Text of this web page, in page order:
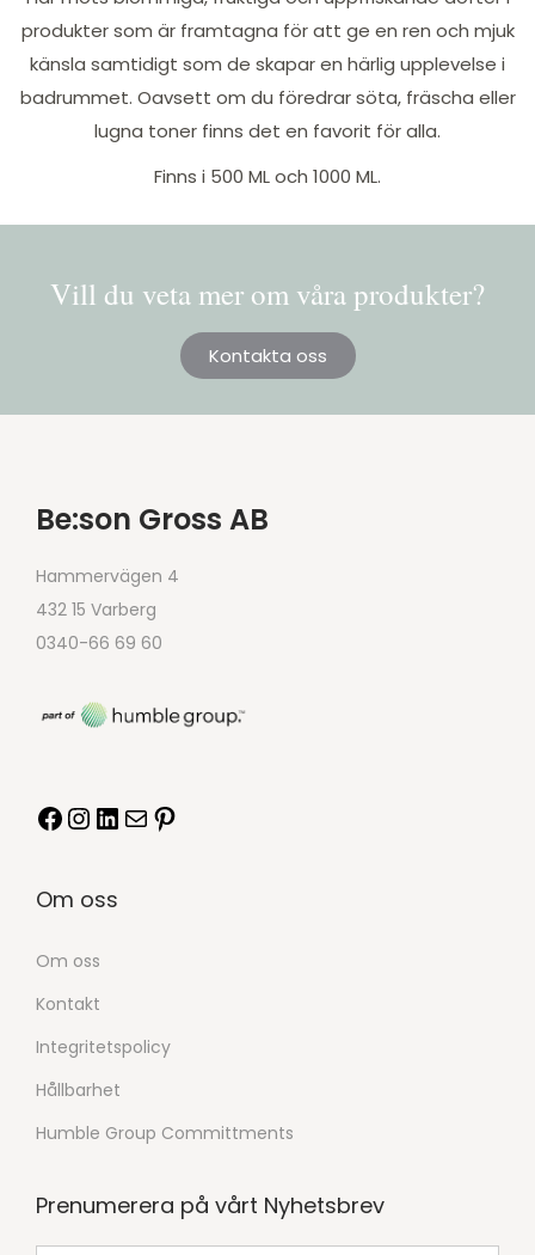
produkter som är framtagna för att ge en ren och mjuk
känsla samtidigt som de skapar en härlig upplevelse i
badrummet. Oavsett om du föredrar söta, fräscha eller
lugna toner finns det en favorit för alla.
Finns i 500 ML och 1000 ML.
Vill du veta mer om våra produkter?
Kontakta oss
Be:son Gross AB
Hammervägen 4
432 15 Varberg
0340-66 69 60
Om oss
Om oss
Kontakt
Integritetspolicy
Hållbarhet
Humble Group Committments
Prenumerera på vårt Nyhetsbrev